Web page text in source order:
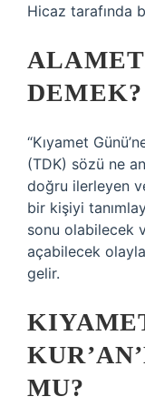
Hicaz tarafında
DEMEK?
“Kıyamet
(TDK) sözü ne
doğru ilerleyen
bir kişiyi
sonu olabilecek
açabilecek
gelir.
MU?